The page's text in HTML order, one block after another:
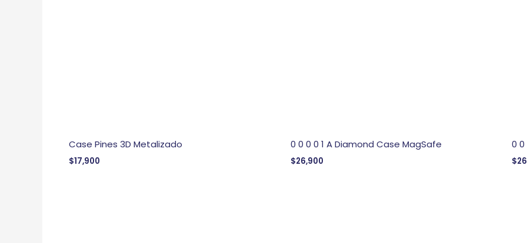
Case Pines 3D Metalizado
$17,900
0 0 0 0 1 A Diamond Case MagSafe
$26,900
0
$